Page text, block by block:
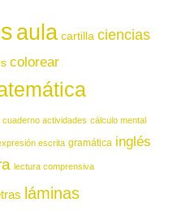
aula cartilla ciencias
colorear
cuaderno actividades cálculo mental
escrita gramática inglés
lectura comprensiva
láminas